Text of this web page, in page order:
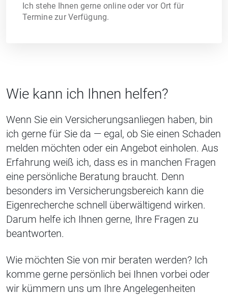
Ich stehe Ihnen gerne online oder vor Ort für
Termine zur Verfügung.
Wie kann ich Ihnen helfen?
Wenn Sie ein Versicherungsanliegen haben, bin
ich gerne für Sie da — egal, ob Sie einen Schaden
melden möchten oder ein Angebot einholen. Aus
Erfahrung weiß ich, dass es in manchen Fragen
eine persönliche Beratung braucht. Denn
besonders im Versicherungsbereich kann die
Eigenrecherche schnell überwältigend wirken.
Darum helfe ich Ihnen gerne, Ihre Fragen zu
beantworten.
Wie möchten Sie von mir beraten werden? Ich
komme gerne persönlich bei Ihnen vorbei oder
wir kümmern uns um Ihre Angelegenheiten